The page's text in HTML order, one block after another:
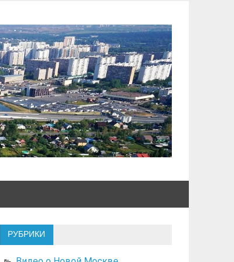
РУБРИКИ